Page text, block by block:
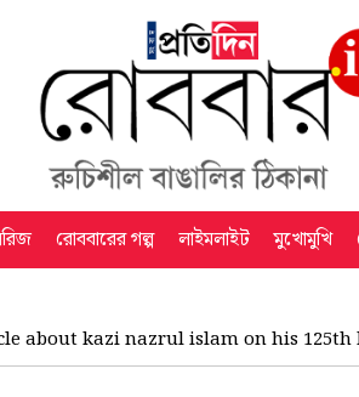
রোববারের গল্প লাইমলাইট মুখোমুখি
about kazi nazrul islam on his